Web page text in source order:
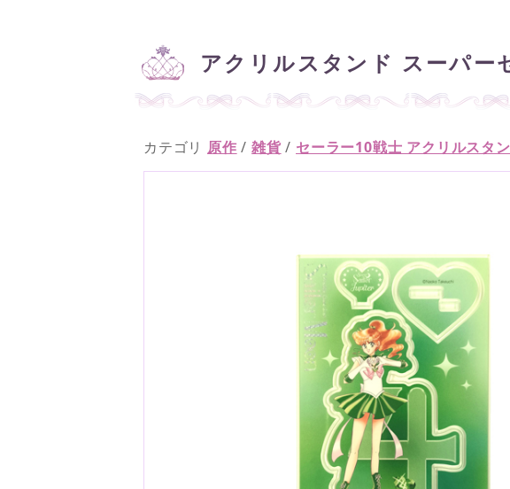
アクリルスタンド スーパー
カテゴリ 原作 /雑貨 / セーラー10戦士 アクリルスタ